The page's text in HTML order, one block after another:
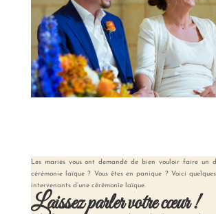
Les mariés vous ont demandé de bien vouloir faire un
cérémonie laïque ? Vous êtes en panique ? Voici
intervenants d’une cérémonie laïque.
Laissez parler votre cœur !